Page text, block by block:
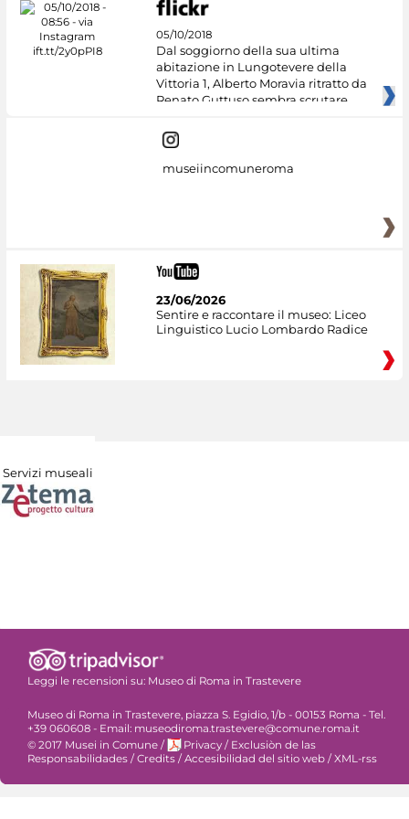
05/10/2018
Dal soggiorno della sua ultima
abitazione in Lungotevere della
Vittoria 1, Alberto Moravia ritratto da
Renato Guttuso sembra scrutare
museiincomuneroma
23/06/2026
Sentire e raccontare il museo: Liceo
Linguistico Lucio Lombardo Radice
Servizi museali
Leggi le recensioni su: Museo di Roma in Trastevere
Museo di Roma in Trastevere, piazza S. Egidio, 1/b - 00153 Roma - Tel.
+39 060608 - Email: museodiroma.trastevere@comune.roma.it
© 2017 Musei in Comune / Privacy / Exclusiòn de las
Responsabilidades / Credits / Accesibilidad del sitio web / XML-rss